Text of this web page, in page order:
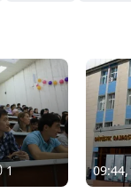
1 09:44,